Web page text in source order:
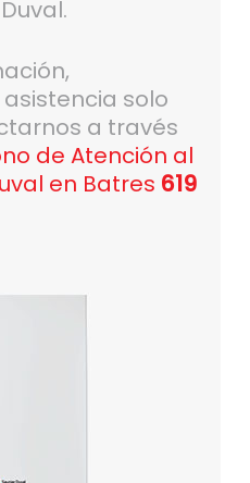
solo
a través
de Atención al
en Batres 619